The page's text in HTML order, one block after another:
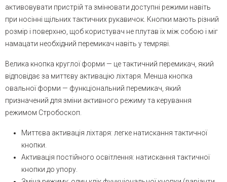
активовувати пристрій та змінювати доступні режими навіть
при носінні щільних тактичних рукавичок. Кнопки мають різний
розмір і поверхню, щоб користувач не плутав їх між собою і міг
намацати необхідний перемикач навіть у темряві.
Велика кнопка круглої форми — це тактичний перемикач, який
відповідає за миттєву активацію ліхтаря. Менша кнопка
овальної форми — функціональний перемикач, який
призначений для зміни активного режиму та керування
режимом Стробоскоп.
Миттєва активація ліхтаря: легке натискання тактичної
кнопки.
Активація постійного освітлення: натискання тактичної
кнопки до упору.